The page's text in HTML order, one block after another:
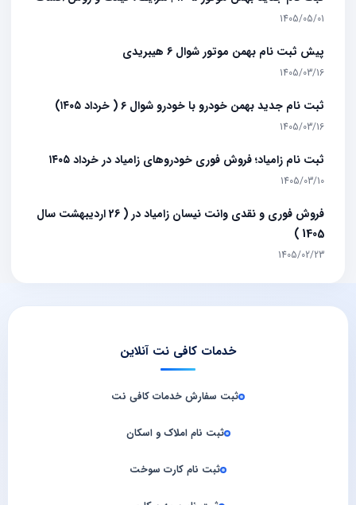
1405/05/01
پيش ثبت نام بهمن موتور شوال 6 هيبريدي
1405/03/16
ثبت نام جدید بهمن خودرو با خودرو شوال ۶ ( خرداد ۱۴۰۵)
1405/03/16
ثبت نام زامیاد؛ فروش فوری خودروهای زامیاد در خرداد ۱۴۰۵
1405/03/10
فروش فوری و نقدی وانت نیسان زامیاد در ( 26 اردیبهشت سال
1405 )
1405/02/23
خدمات کافی نت آنلاین
ثبت سفارش خدمات کافی‌ نت
ثبت نام املاک و اسکان
ثبت نام کارت سوخت